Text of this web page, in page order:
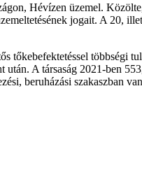
Hévízen üzemel.
jogait. A 20,
tőkebefektetéssel többségi
A társaság 2021-ben
beruházási szakaszban